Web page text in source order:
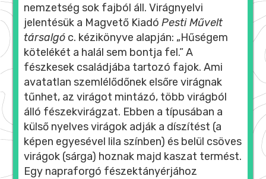
nemzetség sok fajból áll. Virágnyelvi
jelentésük a Magvető KiadóPesti Művelt
társalgó c. kézikönyve alapján: „Hűségem
kötelékét a halál sem bontja fel.” A
fészkesek családjába tartozó fajok. Ami
avatatlan szemlélődőnek elsőre virágnak
tűnhet, az virágot mintázó, több virágból
álló fészekvirágzat. Ebben a típusában a
külső nyelves virágok adják a díszítést (a
képen egyesével lila színben) és belül csöves
virágok (sárga) hoznak majd kaszat termést.
Egy napraforgó fészektányérjához